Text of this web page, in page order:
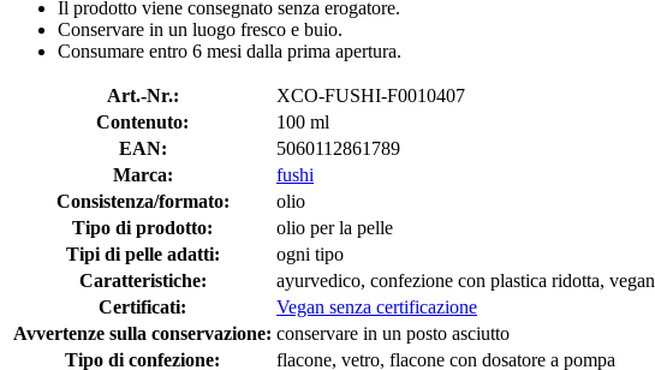
Il prodotto viene consegnato senza erogatore.
Conservare in un luogo fresco e buio.
Consumare entro 6 mesi dalla prima apertura.
Art.-Nr.:
XCO-FUSHI-F0010407
Contenuto:
100 ml
EAN:
5060112861789
Marca:
fushi
Consistenza/formato:
olio
Tipo di prodotto:
olio per la pelle
Tipi di pelle adatti:
ogni tipo
Caratteristiche:
ayurvedico, confezione con plastica ridotta, vegan
Certificati:
Vegan senza certificazione
Avvertenze sulla conservazione: conservare in un posto asciutto
Tipo di confezione:
flacone, vetro, flacone con dosatore a pompa